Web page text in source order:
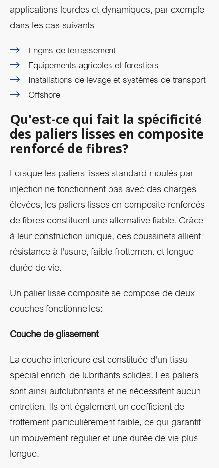
applications lourdes et dynamiques, par exemple
dans les cas suivants
Engins de terrassement
Equipements agricoles et forestiers
Installations de levage et systèmes de transport
Offshore
Qu'est-ce qui fait la spécificité
des paliers lisses en composite
renforcé de fibres?
Lorsque les paliers lisses standard moulés par
injection ne fonctionnent pas avec des charges
élevées, les paliers lisses en composite renforcés
de fibres constituent une alternative fiable. Grâce
à leur construction unique, ces coussinets allient
résistance à l'usure, faible frottement et longue
durée de vie.
Un palier lisse composite se compose de deux
couches fonctionnelles:
Couche de glissement
La couche intérieure est constituée d'un tissu
spécial enrichi de lubrifiants solides. Les paliers
sont ainsi autolubrifiants et ne nécessitent aucun
entretien. Ils ont également un coefficient de
frottement particulièrement faible, ce qui garantit
un mouvement régulier et une durée de vie plus
longue.